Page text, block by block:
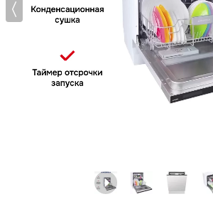
Витрины
Водонагреватели
Вытяжки
Гладильные системы
Комби-панели, фритюрницы и грили
Конвекционные печи
Hyundai
Jacky`s
Kaiser
Korting
KRONA
Kuppersberg
Neff
Schaub Lorenz